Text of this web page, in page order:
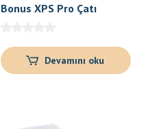
Bonus XPS Pro Çatı
Devamını oku